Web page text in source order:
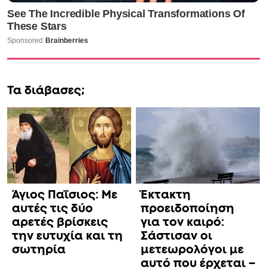
Τα διάβασες;
Άγιος Παΐσιος: Με
αυτές τις δύο
αρετές βρίσκεις
την ευτυχία και τη
σωτηρία
Έκτακτη
προειδοποίηση
για τον καιρό:
Σάστισαν οι
μετεωρολόγοι με
αυτό που έρχεται –